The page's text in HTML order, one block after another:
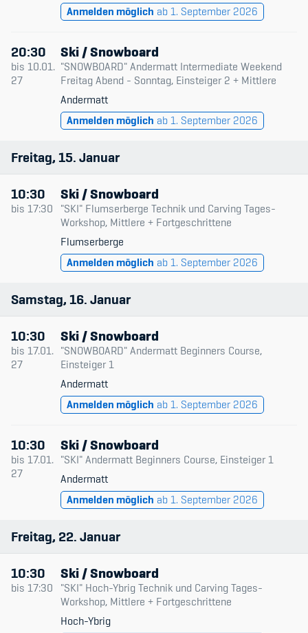
Kinderbetreuung
Krankenversicherung
Schwangerschaft & Sport
Spitzensport & Studium
Organisation
Offene Stellen
Mitgliedervereine
Sponsoren und Partner
Netzwerk
Anmelden möglich ab 1. September 2026
20:30
bis 10.01.
27
Ski / Snowboard
"SNOWBOARD" Andermatt Intermediate Weekend
Freitag Abend - Sonntag, Einsteiger 2 + Mittlere
Andermatt
Anmelden möglich ab 1. September 2026
Freitag 15 Januar
10:30
bis 17:30
Ski / Snowboard
"SKI" Flumserberge Technik und Carving Tages-
Workshop, Mittlere + Fortgeschrittene
Flumserberge
Anmelden möglich ab 1. September 2026
Samstag 16 Januar
10:30
bis 17.01.
27
Ski / Snowboard
"SNOWBOARD" Andermatt Beginners Course,
Einsteiger 1
Andermatt
Anmelden möglich ab 1. September 2026
10:30
bis 17.01.
27
Ski / Snowboard
"SKI" Andermatt Beginners Course, Einsteiger 1
Andermatt
Anmelden möglich ab 1. September 2026
Freitag 22 Januar
10:30
bis 17:30
Ski / Snowboard
"SKI" Hoch-Ybrig Technik und Carving Tages-
Workshop, Mittlere + Fortgeschrittene
Hoch-Ybrig